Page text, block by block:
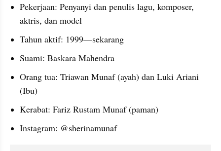
Pekerjaan: Penyanyi dan penulis lagu, komposer,
aktris, dan model
Tahun aktif: 1999—sekarang
Suami: Baskara Mahendra
Orang tua: Triawan Munaf (ayah) dan Luki Ariani
(Ibu)
Kerabat: Fariz Rustam Munaf (paman)
Instagram: @sherinamunaf